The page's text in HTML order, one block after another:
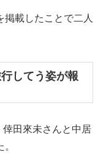
載したことで二人
してう姿が報
田來未さんと中居